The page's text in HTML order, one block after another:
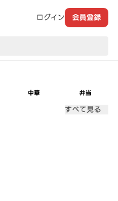
ログイン 会員登録
中華 弁当
すべて見る